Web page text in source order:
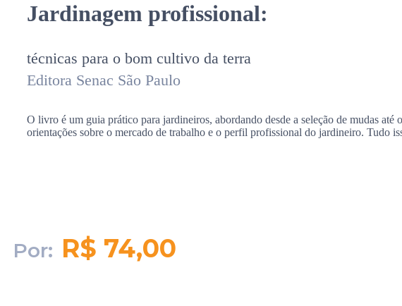
Jardinagem profissional:
técnicas para o bom cultivo da terra
Editora Senac São Paulo
O livro é um guia prático para jardineiros, abordando desde a seleção de mudas
orientações sobre o mercado de trabalho e o perfil profissional do jardineiro. Tudo
Por: R$ 74,00